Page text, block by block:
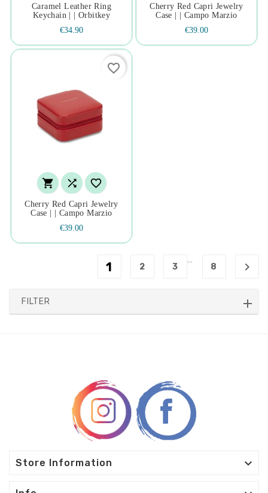
Caramel Leather Ring
Keychain | | Orbitkey
€34.90
Cherry Red Capri Jewelry
Case | | Campo Marzio
€39.00
  
Cherry Red Capri Jewelry
Case | | Campo Marzio
€39.00
favorite_border
1 2 3
…
8 
FILTER
Store Information 